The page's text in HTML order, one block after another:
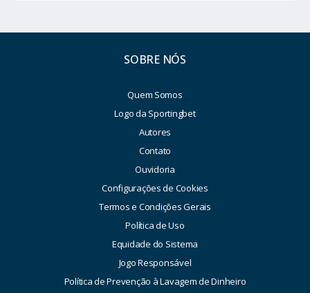
SOBRE NÓS
Quem Somos
Logo da Sportingbet
Autores
Contato
Ouvidoria
Configurações de Cookies
Termos e Condições Gerais
Política de Uso
Equidade do Sistema
Jogo Responsável
Política de Prevenção à Lavagem de Dinheiro